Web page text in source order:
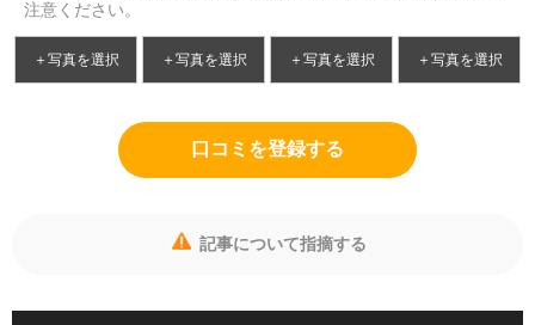
注意ください。
＋写真を選択 ＋写真を選択 ＋写真を選択 ＋写真を選択
口コミを登録する
記事について指摘する